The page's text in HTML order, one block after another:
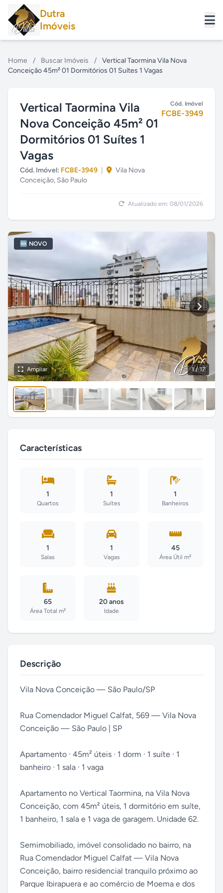
Dutra
Imóveis
Home / Buscar Imóveis /
Vertical Taormina Vila Nova
Conceição 45m² 01 Dormitórios 01 Suítes 1 Vagas
Vertical Taormina Vila
Nova Conceição 45m² 01
Dormitórios 01 Suítes 1
Vagas
Cód. Imóvel: FCBE-3949
Vila Nova
Conceição, São Paulo
Cód. Imóvel
FCBE-3949
Atualizado em: 08/01/2026
1/ 17
🆕 NOVO
Ampliar
Características
1
Quartos
1
Suítes
1
Banheiros
1
Salas
1
Vagas
45
Área Útil m²
65
Área Total m²
20 anos
Idade
Descrição
Vila Nova Conceição — São Paulo/SP
Rua Comendador Miguel Calfat, 569 — Vila Nova
Conceição — São Paulo | SP
Apartamento · 45m² úteis · 1 dorm · 1 suíte · 1
banheiro · 1 sala · 1 vaga
Apartamento no Vertical Taormina, na Vila Nova
Conceição, com 45m² úteis, 1 dormitório em suíte,
1 banheiro, 1 sala e 1 vaga de garagem. Unidade 62.
Semimobiliado, imóvel consolidado no bairro, na
Rua Comendador Miguel Calfat — Vila Nova
Conceição, bairro residencial tranquilo próximo ao
Parque Ibirapuera e ao comércio de Moema e dos